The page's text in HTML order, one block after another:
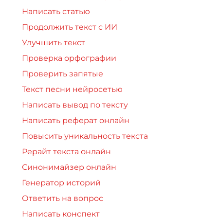
Написать статью
Продолжить текст с ИИ
Улучшить текст
Проверка орфографии
Проверить запятые
Текст песни нейросетью
Написать вывод по тексту
Написать реферат онлайн
Повысить уникальность текста
Рерайт текста онлайн
Синонимайзер онлайн
Генератор историй
Ответить на вопрос
Написать конспект